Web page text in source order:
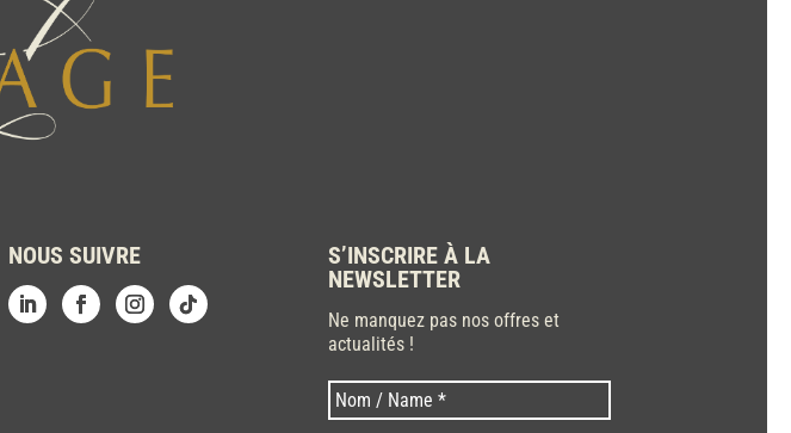
NOUS SUIVRE
S’INSCRIRE À LA
NEWSLETTER
Ne manquez pas nos offres et
actualités !
Nom * Nom